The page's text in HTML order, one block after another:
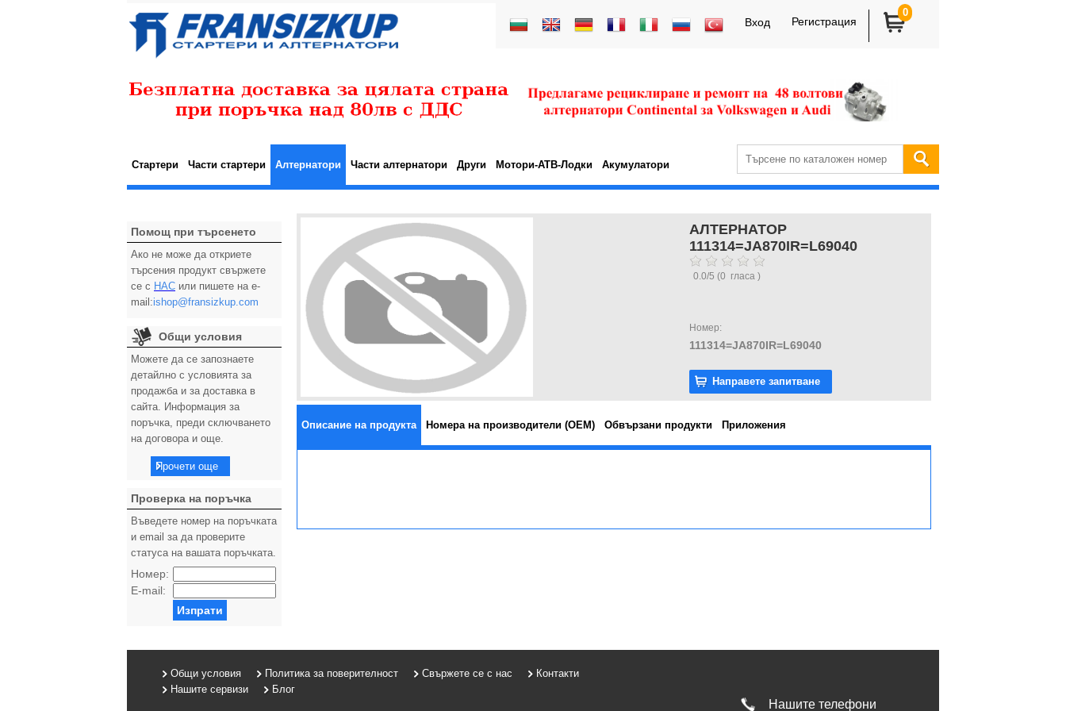
Вход Регистрация
0
Стартери Части стартери Алтернатори Части алтернатори Други Мотори-АТВ-Лодки Акумулатори
Помощ при търсенето
Ако не може да откриете
търсения продукт свържете
се с НАС или пишете на e-
mail:ishop@fransizkup.com
Общи условия
Можете да се запознаете
детайлно с условията за
продажба и за доставка в
сайта. Информация за
поръчка, преди сключването
на договора и още.
Прочети още
Проверка на поръчка
Въведете номер на поръчката
и email за да проверите
статуса на вашата поръчката.
Номер:
E-mail:
Изпрати
АЛТЕРНАТОР
111314=JA870IR=L69040
0.0/5 (0 гласа )
Номер:
111314=JA870IR=L69040
Направете запитване
Описание на продукта Номера на производители (OEM) Обвързани продукти Приложения
Общи условия Политика за поверителност Свържете се с нас
Контакти
Нашите сервизи
Блог
Нашите телефони